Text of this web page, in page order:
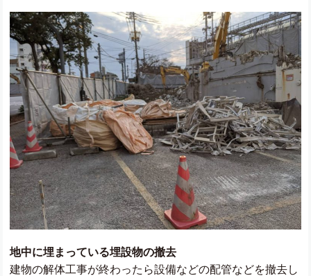
地中に埋まっている埋設物の撤去
建物の解体工事が終わったら設備などの配管などを撤去し